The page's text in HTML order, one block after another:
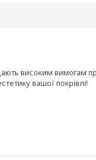
високим вимогам
вашої покрівлі!